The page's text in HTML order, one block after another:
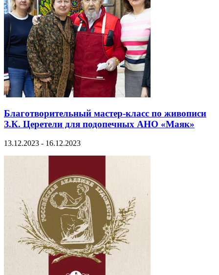
Благотворительный мастер-класс по живописи
З.К. Церетели для подопечных АНО «Маяк»
13.12.2023 - 16.12.2023